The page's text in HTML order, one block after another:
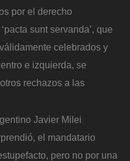
por el derecho
sunt servanda’, que
celebrados y
e izquierda, se
rechazos a las
Javier Milei
el mandatario
pero no por una